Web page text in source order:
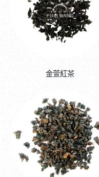
金萱紅茶